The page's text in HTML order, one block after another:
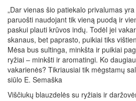
„Dar vienas šio patiekalo privalumas
paruošti naudojant tik vieną puodą ir
paskui plauti krūvos indų. Todėl jei
skanaus, bet paprasto, puikiai tiks
Mėsa bus sultinga, minkšta ir puikiai
ryžiai – minkšti ir aromatingi. Ko
vakarienės? Tikriausiai tik mėgstamų
siūlo E. Semaška
Viščiukų blauzdelės su ryžiais ir